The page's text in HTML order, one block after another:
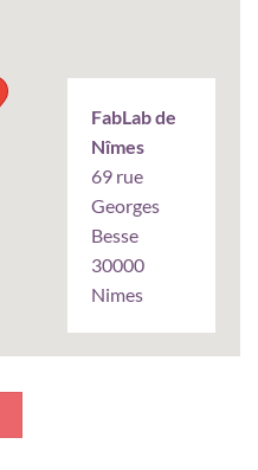
FabLab de
Nîmes
69 rue
Georges
Besse
30000
Nimes